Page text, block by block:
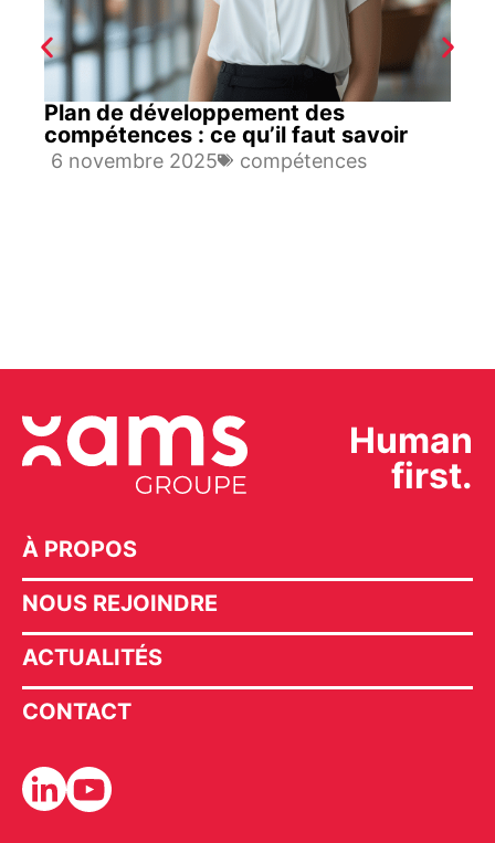
Plan de développement des
compétences : ce qu’il faut savoir
6 novembre 2025 compétences
Human
first.
À PROPOS
NOUS REJOINDRE
ACTUALITÉS
CONTACT